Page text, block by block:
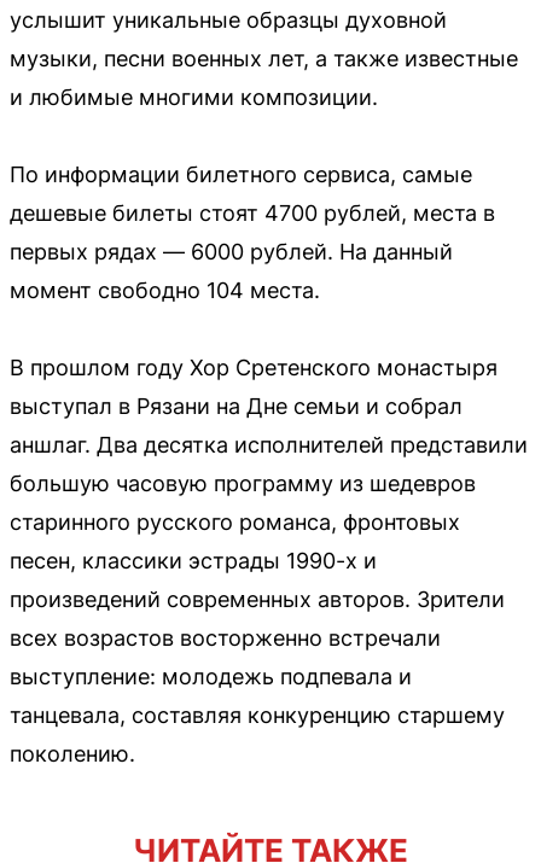
услышит уникальные образцы духовной
музыки, песни военных лет, а также известные
и любимые многими композиции.
По информации билетного сервиса, самые
дешевые билеты стоят 4700 рублей, места в
первых рядах — 6000 рублей. На данный
момент свободно 104 места.
В прошлом году Хор Сретенского монастыря
выступал в Рязани на Дне семьи и собрал
аншлаг. Два десятка исполнителей представили
большую часовую программу из шедевров
старинного русского романса, фронтовых
песен, классики эстрады 1990-х и
произведений современных авторов. Зрители
всех возрастов восторженно встречали
выступление: молодежь подпевала и
танцевала, составляя конкуренцию старшему
поколению.
ЧИТАЙТЕ ТАКЖЕ